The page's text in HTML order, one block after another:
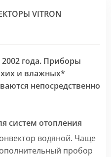
VITRON
2002 года. Приборы
и влажных*
непосредственно
систем отопления
водяной. Чаще
пробор